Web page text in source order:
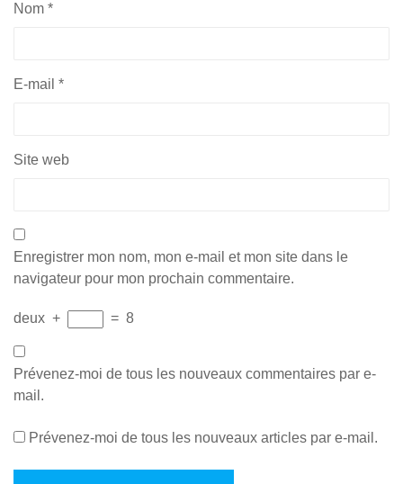
Nom *
E-mail *
Site web
Enregistrer mon nom, mon e-mail et mon site dans le
navigateur pour mon prochain commentaire.
deux + = 8
Prévenez-moi de tous les nouveaux commentaires par e-
mail.
Prévenez-moi de tous les nouveaux articles par e-mail.